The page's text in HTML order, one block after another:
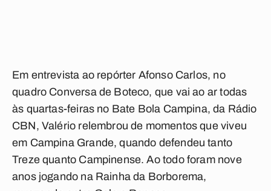
Em entrevista ao repórter Afonso Carlos, no
quadro Conversa de Boteco, que vai ao ar todas
às quartas-feiras no Bate Bola Campina, da Rádio
CBN, Valério relembrou de momentos que viveu
em Campina Grande, quando defendeu tanto
Treze quanto Campinense. Ao todo foram nove
anos jogando na Rainha da Borborema,